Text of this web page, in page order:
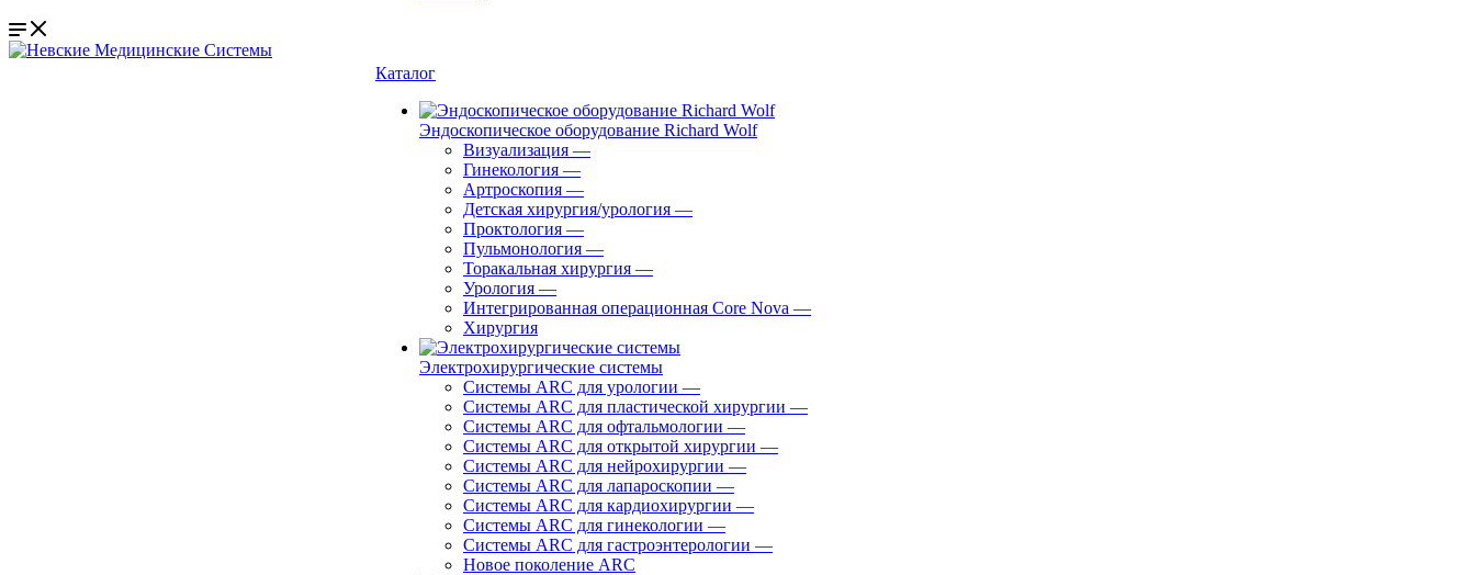
Каталог
Эндоскопическое оборудование Richard Wolf
Визуализация —
Гинекология —
Артроскопия —
Детская хирургия/урология —
Проктология —
Пульмонология —
Торакальная хирургия —
Урология —
Интегрированная операционная Core Nova —
Хирургия
Электрохирургические системы
Системы ARC для урологии —
Системы ARC для пластической хирургии —
Системы ARC для офтальмологии —
Системы ARC для открытой хирургии —
Системы ARC для нейрохирургии —
Системы ARC для лапароскопии —
Системы ARC для кардиохирургии —
Системы ARC для гинекологии —
Системы ARC для гастроэнтерологии —
Новое поколение ARC